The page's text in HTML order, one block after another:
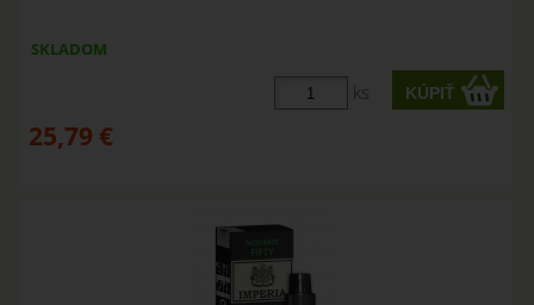
SKLADOM
ks
25,79 €